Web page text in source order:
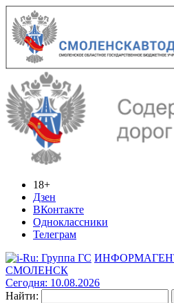
18+
Дзен
ВКонтакте
Одноклассники
Телеграм
СМОЛЕНСК
Сегодня: 10.08.2026
Найти: